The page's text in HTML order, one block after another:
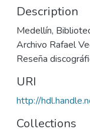
Description
Medellín,
Archivo Rafael
Reseña
URI
http://
Collections